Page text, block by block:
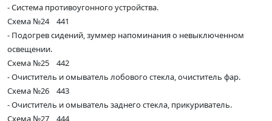
- Система противоугонного устройства.
Схема №24 441
- Подогрев сидений, зуммер напоминания о невыключенном
освещении.
Схема №25 442
- Очиститель и омыватель лобового стекла, очиститель фар.
Схема №26 443
- Очиститель и омыватель заднего стекла, прикуриватель.
Схема №27 444